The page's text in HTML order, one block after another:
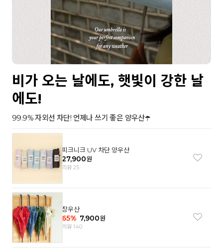
비가 오는 날에도, 햇빛이 강한 날
에도!
99.9% 자외선 차단! 언제나 쓰기 좋은 양우산☂️
피크니크 UV 차단 양우산
27,900원
리뷰 25
장우산
65% 7,900원
리뷰 140